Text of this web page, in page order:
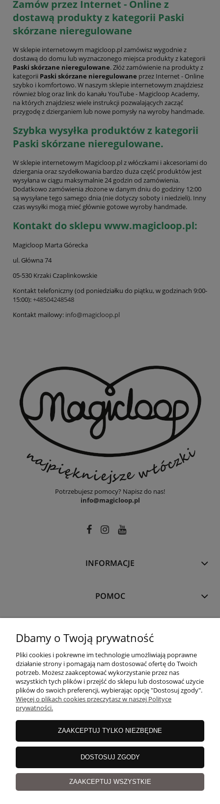
Zamów przez Internet - Online z
dostawą produkty z kategorii Paski
skórzane nieregulowane
W sklepie internetowym magicloop.pl zamówisz wygodnie z
dostawą do domu lub wyznaczonego miejsca produkty z kategorii
Paski skórzane nieregulowane. Złóż zamówienie na produkty z
kategorii Paski skórzane nieregulowane przez Internet - Online
szybko i komfortowo. W naszym sklepie internetowym znajdziesz
również blog oraz link do kanału YouTube - Magicloop Academy,
na których znajdziesz wiele instrukcji pozwalających zacząć
przygodę z dzierganiem lub nowe pomysły na wyroby handmade.
Szybka wysyłka produktów z kategorii
Paski skórzane nieregulowane.
W sklepie internetowym Magicloop.pl z włóczkami i akcesoriami do
dziergania oraz szydełkowania bardzo duża część produktów jest
wysyłana w ciągu maksymalnie 24 godzin od zamówienia.
Dodatkowo zamówienia złożone w danym dniu do godziny 12:00
są wysyłane tego samego dnia (nie dotyczy soboty i niedzieli). Inny
czas wysyłki mogą mieć głównie gotowe wyroby handmade.
Kontakt do sklepu www.magicloop.pl:
Magicloop Marta Górecka
ul. Główna 74
05-530 Krzaki Czaplinkowskie
Kontakt telefoniczny (od poniedziałku do piątku, w godzinach 9:00-
15:00):+48504248548
Kontakt mailowy: info@magicloop.pl
Potrzebujesz pomocy? Napisz do nas!
info@magicloop.pl
INFORMACJE
POMOC
PŁATNOŚCI I DOSTAWA
O NAS
copyrights©Magicloop
Sklep internetowy Shoper.pl
Dbamy o Twoją prywatność
Pliki cookies i pokrewne im technologie umożliwiają poprawne
działanie strony i pomagają nam dostosować ofertę do Twoich
potrzeb. Możesz zaakceptować wykorzystanie przez nas
wszystkich tych plików i przejść do sklepu lub dostosować użycie
plików do swoich preferencji, wybierając opcję "Dostosuj zgody".
Więcej o plikach cookies przeczytasz w naszej Polityce
prywatności.
ZAAKCEPTUJ TYLKO NIEZBĘDNE
DOSTOSUJ ZGODY
ZAAKCEPTUJ WSZYSTKIE